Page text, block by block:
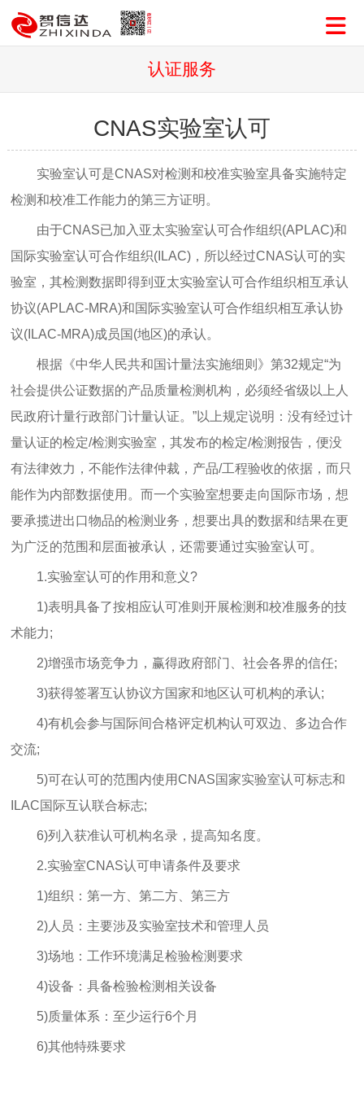
认证服务
CNAS实验室认可
实验室认可是CNAS对检测和校准实验室具备实施特定
检测和校准工作能力的第三方证明。
由于CNAS已加入亚太实验室认可合作组织(APLAC)和
国际实验室认可合作组织(ILAC)，所以经过CNAS认可的实
验室，其检测数据即得到亚太实验室认可合作组织相互承认
协议(APLAC-MRA)和国际实验室认可合作组织相互承认协
议(ILAC-MRA)成员国(地区)的承认。
根据《中华人民共和国计量法实施细则》第32规定“为
社会提供公证数据的产品质量检测机构，必须经省级以上人
民政府计量行政部门计量认证。”以上规定说明：没有经过计
量认证的检定/检测实验室，其发布的检定/检测报告，便没
有法律效力，不能作法律仲裁，产品/工程验收的依据，而只
能作为内部数据使用。而一个实验室想要走向国际市场，想
要承揽进出口物品的检测业务，想要出具的数据和结果在更
为广泛的范围和层面被承认，还需要通过实验室认可。
1.实验室认可的作用和意义?
1)表明具备了按相应认可准则开展检测和校准服务的技
术能力;
2)增强市场竞争力，赢得政府部门、社会各界的信任;
3)获得签署互认协议方国家和地区认可机构的承认;
4)有机会参与国际间合格评定机构认可双边、多边合作
交流;
5)可在认可的范围内使用CNAS国家实验室认可标志和
ILAC国际互认联合标志;
6)列入获准认可机构名录，提高知名度。
2.实验室CNAS认可申请条件及要求
1)组织：第一方、第二方、第三方
2)人员：主要涉及实验室技术和管理人员
3)场地：工作环境满足检验检测要求
4)设备：具备检验检测相关设备
5)质量体系：至少运行6个月
6)其他特殊要求